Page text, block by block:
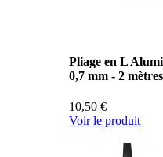
Pliage en L
0,7 mm - 2 mètres
10,50 €
Voir le produit